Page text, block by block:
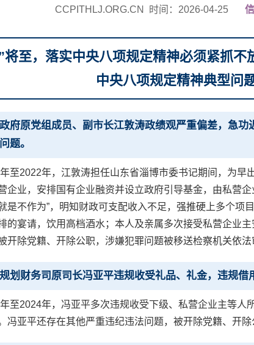
CCPITHLJ.ORG.CN 时间：2026-04-25
将至，落实中央八项规定精神必须紧抓
中央八项规定精神典型问
府原党组成员、副市长江敦涛政绩观严重偏差，急
题。
至2022年，江敦涛担任山东省淄博市委书记期间，为早
企业，安排国有企业融资并设立政府引导基金，由私营
是不作为”，明知财政可支配收入不足，强推硬上多个
的宴请，饮用高档酒水；本人及亲属多次接受私营企业
开除党籍、开除公职，涉嫌犯罪问题被移送检察机关依法
划财务司原司长冯亚平违规收受礼品、礼金，违规借
至2024年，冯亚平多次违规收受下级、私营企业主等
冯亚平还存在其他严重违纪违法问题，被开除党籍、开